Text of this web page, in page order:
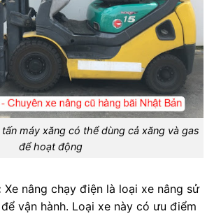
tấn máy xăng có thể dùng cả xăng và gas
để hoạt động
Xe nâng chạy điện là loại xe nâng sử
vận hành. Loại xe này có ưu điểm